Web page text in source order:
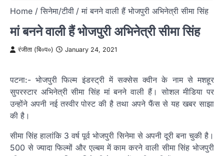
Home सिनेमा/टीवी मां बनने वाली हैं भोजपुरी अभिनेत्री सीमा सिंह
मां बनने वाली हैं भोजपुरी अभिनेत्री सीमा सिंह
रंजीता (बि०प०) January 24, 2021
पटना:- भोजपुरी फिल्म इंडस्ट्री में सक्सेस क्वीन के नाम से मशहूर
सुपरस्टार अभिनेत्री सीमा सिंह मां बनने वाली हैं। सोशल मीडिया पर
उन्होंने अपनी नई तस्वीर पोस्ट की है तथा अपने फैंस से यह खबर साझा
की है।
सीमा सिंह हालांकि 3 वर्ष पूर्व भोजपुरी सिनेमा से अपनी दूरी बना चुकी है।
500 से ज्यादा फिल्मों और एल्बम में काम करने वाली सीमा सिंह भोजपुरी